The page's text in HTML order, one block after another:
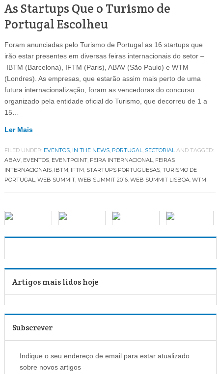
As Startups Que o Turismo de
Portugal Escolheu
Foram anunciadas pelo Turismo de Portugal as 16 startups que
irão estar presentes em diversas feiras internacionais do setor –
IBTM (Barcelona), IFTM (Paris), ABAV (São Paulo) e WTM
(Londres). As empresas, que estarão assim mais perto de uma
futura internacionalização, foram as vencedoras do concurso
organizado pela entidade oficial do Turismo, que decorreu de 1 a
15…
Ler Mais
FILED UNDER: EVENTOS, IN THE NEWS, PORTUGAL, SECTORIAL AND TAGGED:
ABAV, EVENTOS, EVENTPOINT, FEIRA INTERNACIONAL, FEIRAS
INTERNACIONAIS, IBTM, IFTM, STARTUPS PORTUGUESAS, TURISMO DE
PORTUGAL, WEB SUMMIT, WEB SUMMIT 2016, WEB SUMMIT LISBOA, WTM
Artigos mais lidos hoje
Subscrever
Indique o seu endereço de email para estar atualizado
sobre novos artigos